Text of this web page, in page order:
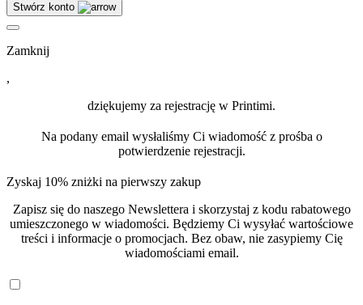
Stwórz konto
Zamknij
,
dziękujemy za rejestrację w Printimi.
Na podany email wysłaliśmy Ci wiadomość z prośba o
potwierdzenie rejestracji.
Zyskaj 10% zniżki na pierwszy zakup
Zapisz się do naszego Newslettera i skorzystaj z kodu rabatowego
umieszczonego w wiadomości. Będziemy Ci wysyłać wartościowe
treści i informacje o promocjach. Bez obaw, nie zasypiemy Cię
wiadomościami email.